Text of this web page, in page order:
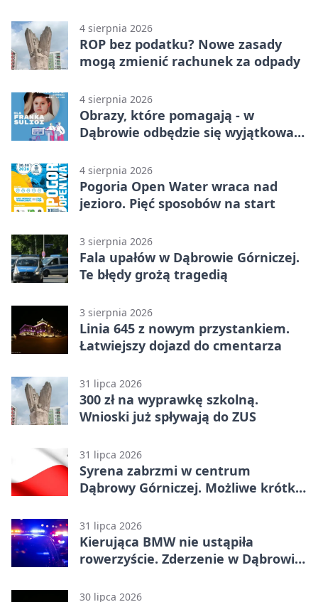
4 sierpnia 2026
ROP bez podatku? Nowe zasady
mogą zmienić rachunek za odpady
4 sierpnia 2026
Obrazy, które pomagają - w
Dąbrowie odbędzie się wyjątkowa
4 sierpnia 2026
Pogoria Open Water wraca nad
jezioro. Pięć sposobów na start
3 sierpnia 2026
Fala upałów w Dąbrowie Górniczej.
Te błędy grożą tragedią
3 sierpnia 2026
Linia 645 z nowym przystankiem.
Łatwiejszy dojazd do cmentarza
31 lipca 2026
300 zł na wyprawkę szkolną.
Wnioski już spływają do ZUS
31 lipca 2026
Syrena zabrzmi w centrum
Dąbrowy Górniczej. Możliwe krótkie
31 lipca 2026
Kierująca BMW nie ustąpiła
rowerzyście. Zderzenie w Dąbrowie
30 lipca 2026